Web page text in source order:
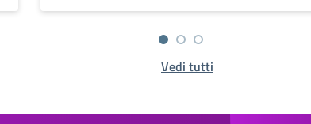
Vedi tutti